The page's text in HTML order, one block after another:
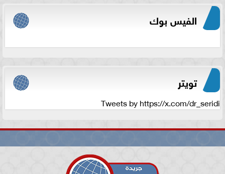
الفيس بوك
تويتر
Tweets by https://x.com/dr_seridi